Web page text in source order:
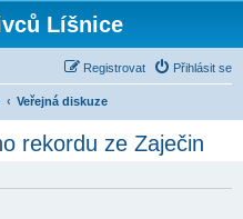
Líšnice
Přihlásit se
Registrovat
Veřejná diskuze
rekordu ze Zaječin